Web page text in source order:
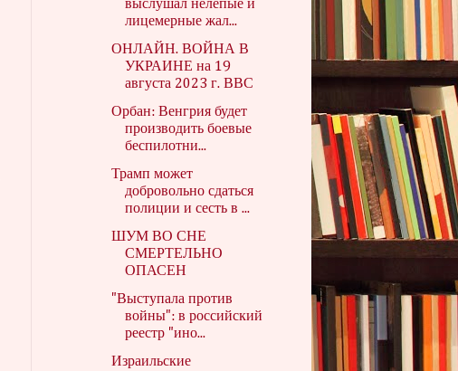
выслушал нелепые и
лицемерные жал...
ОНЛАЙН. ВОЙНА В
УКРАИНЕ на 19
августа 2023 г. ВВС
Орбан: Венгрия будет
производить боевые
беспилотни...
Трамп может
добровольно сдаться
полиции и сесть в ...
ШУМ ВО СНЕ
СМЕРТЕЛЬНО
ОПАСЕН
"Выступала против
войны": в российский
реестр "ино...
Израильские